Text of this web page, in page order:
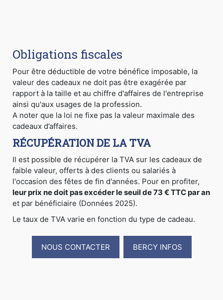
Obligations fiscales
Pour être déductible de votre bénéfice imposable, la
valeur des cadeaux ne doit pas être exagérée par
rapport à la taille et au chiffre d'affaires de l'entreprise
ainsi qu'aux usages de la profession.
A noter que la loi ne fixe pas la valeur maximale des
cadeaux d’affaires.
RÉCUPÉRATION DE LA TVA
Il est possible de récupérer la TVA sur les cadeaux de
faible valeur, offerts à des clients ou salariés à
l'occasion des fêtes de fin d'années. Pour en profiter,
leur prix ne doit pas excéder le seuil de 73 € TTC par an
et par bénéficiaire (Données 2025).
Le taux de TVA varie en fonction du type de cadeau.
NOUS CONTACTER BERCY INFOS